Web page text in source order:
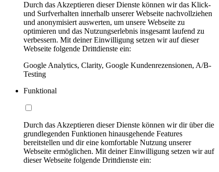
Durch das Akzeptieren dieser Dienste können wir das Klick-
und Surfverhalten innerhalb unserer Webseite nachvollziehen
und anonymisiert auswerten, um unsere Webseite zu
optimieren und das Nutzungserlebnis insgesamt laufend zu
verbessern. Mit deiner Einwilligung setzen wir auf dieser
Webseite folgende Drittdienste ein:
Google Analytics, Clarity, Google Kundenrezensionen, A/B-
Testing
Funktional
Durch das Akzeptieren dieser Dienste können wir dir über die
grundlegenden Funktionen hinausgehende Features
bereitstellen und dir eine komfortable Nutzung unserer
Webseite ermöglichen. Mit deiner Einwilligung setzen wir auf
dieser Webseite folgende Drittdienste ein: